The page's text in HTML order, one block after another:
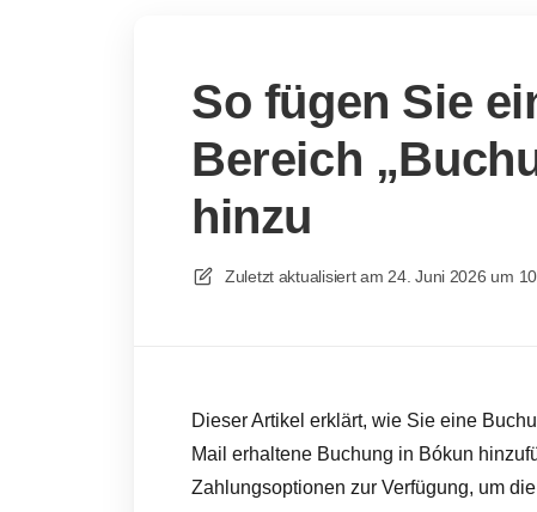
So fügen Sie
Bereich
hinzu
Zuletzt aktualisiert am 24. Juni 2026 um
Dieser Artikel erklärt, wie Sie eine
Mail erhaltene Buchung in Bókun
Zahlungsoptionen zur Verfügung, um